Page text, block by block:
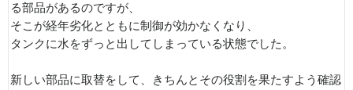
る部品があるのですが、
そこが経年劣化とともに制御が効かなくなり、
タンクに水をずっと出してしまっている状態でした。
新しい部品に取替をして、きちんとその役割を果たすよう確認